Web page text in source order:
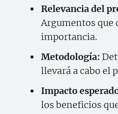
Relevancia del
Argumentos que
importancia.
Metodología:
llevará a cabo el
Impacto
los beneficios